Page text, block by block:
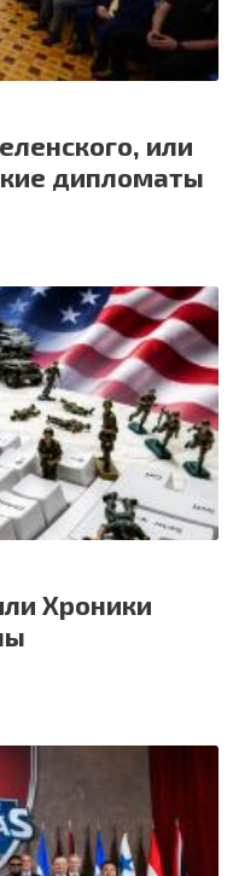
или
дипломаты
Хроники